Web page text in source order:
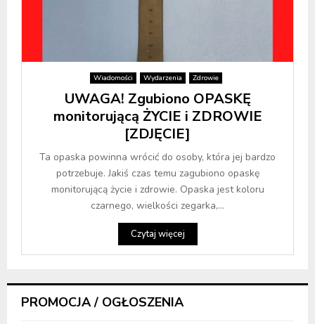
Wiadomości Wydarzenia Zdrowie
UWAGA! Zgubiono OPASKĘ
monitorującą ŻYCIE i ZDROWIE
[ZDJĘCIE]
Ta opaska powinna wrócić do osoby, która jej bardzo
potrzebuje. Jakiś czas temu zagubiono opaskę
monitorującą życie i zdrowie. Opaska jest koloru
czarnego, wielkości zegarka,...
Czytaj więcej
PROMOCJA / OGŁOSZENIA